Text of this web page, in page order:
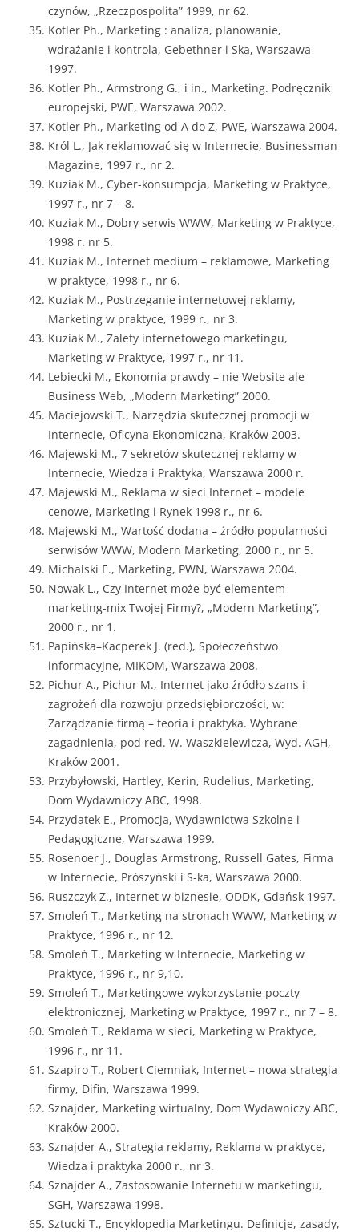
czynów, „Rzeczpospolita” 1999, nr 62.
Kotler Ph., Marketing : analiza, planowanie,
wdrażanie i kontrola, Gebethner i Ska, Warszawa
1997.
Kotler Ph., Armstrong G., i in., Marketing. Podręcznik
europejski, PWE, Warszawa 2002.
Kotler Ph., Marketing od A do Z, PWE, Warszawa 2004.
Król L., Jak reklamować się w Internecie, Businessman
Magazine, 1997 r., nr 2.
Kuziak M., Cyber-konsumpcja, Marketing w Praktyce,
1997 r., nr 7 – 8.
Kuziak M., Dobry serwis WWW, Marketing w Praktyce,
1998 r. nr 5.
Kuziak M., Internet medium – reklamowe, Marketing
w praktyce, 1998 r., nr 6.
Kuziak M., Postrzeganie internetowej reklamy,
Marketing w praktyce, 1999 r., nr 3.
Kuziak M., Zalety internetowego marketingu,
Marketing w Praktyce, 1997 r., nr 11.
Lebiecki M., Ekonomia prawdy – nie Website ale
Business Web, „Modern Marketing” 2000.
Maciejowski T., Narzędzia skutecznej promocji w
Internecie, Oficyna Ekonomiczna, Kraków 2003.
Majewski M., 7 sekretów skutecznej reklamy w
Internecie, Wiedza i Praktyka, Warszawa 2000 r.
Majewski M., Reklama w sieci Internet – modele
cenowe, Marketing i Rynek 1998 r., nr 6.
Majewski M., Wartość dodana – źródło popularności
serwisów WWW, Modern Marketing, 2000 r., nr 5.
Michalski E., Marketing, PWN, Warszawa 2004.
Nowak L., Czy Internet może być elementem
marketing-mix Twojej Firmy?, „Modern Marketing”,
2000 r., nr 1.
Papińska–Kacperek J. (red.), Społeczeństwo
informacyjne, MIKOM, Warszawa 2008.
Pichur A., Pichur M., Internet jako źródło szans i
zagrożeń dla rozwoju przedsiębiorczości, w:
Zarządzanie firmą – teoria i praktyka. Wybrane
zagadnienia, pod red. W. Waszkielewicza, Wyd. AGH,
Kraków 2001.
Przybyłowski, Hartley, Kerin, Rudelius, Marketing,
Dom Wydawniczy ABC, 1998.
Przydatek E., Promocja, Wydawnictwa Szkolne i
Pedagogiczne, Warszawa 1999.
Rosenoer J., Douglas Armstrong, Russell Gates, Firma
w Internecie, Prószyński i S-ka, Warszawa 2000.
Ruszczyk Z., Internet w biznesie, ODDK, Gdańsk 1997.
Smoleń T., Marketing na stronach WWW, Marketing w
Praktyce, 1996 r., nr 12.
Smoleń T., Marketing w Internecie, Marketing w
Praktyce, 1996 r., nr 9,10.
Smoleń T., Marketingowe wykorzystanie poczty
elektronicznej, Marketing w Praktyce, 1997 r., nr 7 – 8.
Smoleń T., Reklama w sieci, Marketing w Praktyce,
1996 r., nr 11.
Szapiro T., Robert Ciemniak, Internet – nowa strategia
firmy, Difin, Warszawa 1999.
Sznajder, Marketing wirtualny, Dom Wydawniczy ABC,
Kraków 2000.
Sznajder A., Strategia reklamy, Reklama w praktyce,
Wiedza i praktyka 2000 r., nr 3.
Sznajder A., Zastosowanie Internetu w marketingu,
SGH, Warszawa 1998.
Sztucki T., Encyklopedia Marketingu. Definicje, zasady,